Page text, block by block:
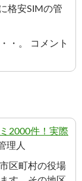
格安SIMの管
・。 コメント
2000件！実際
理人
区町村の役場